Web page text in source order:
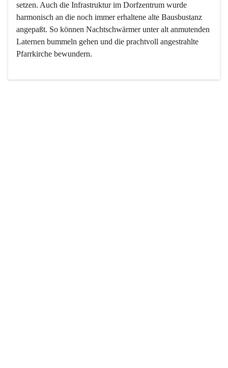
setzen. Auch die Infrastruktur im Dorfzentrum wurde
harmonisch an die noch immer erhaltene alte Bausbustanz
angepaßt. So können Nachtschwärmer unter alt anmutenden
Laternen bummeln gehen und die prachtvoll angestrahlte
Pfarrkirche bewundern.
Der Weinbau dominert heute nicht mehr, ist aber integrativer